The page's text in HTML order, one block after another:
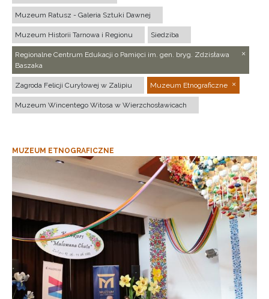
Muzeum Ratusz - Galeria Sztuki Dawnej
Muzeum Historii Tarnowa i Regionu Siedziba
Regionalne Centrum Edukacji o Pamięci im. gen. bryg. Zdzisława
Baszaka
Zagroda Felicji Curyłowej w Zalipiu Muzeum Etnograficzne
Muzeum Wincentego Witosa w Wierzchosławicach
MUZEUM ETNOGRAFICZNE